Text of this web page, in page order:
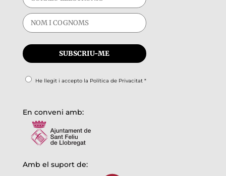
He llegit i accepto la Política de Privacitat*
En conveni amb:
Amb el suport de: